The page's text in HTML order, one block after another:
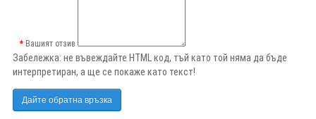
Вашият отзив
Забележка: не въвеждайте HTML код, тъй като той няма да бъде
интерпретиран, а ще се покаже като текст!
Дайте обратна връзка